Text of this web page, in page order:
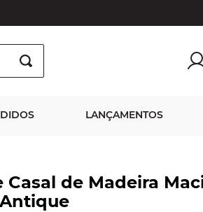
LANÇAMENTOS
Casal de Madeira